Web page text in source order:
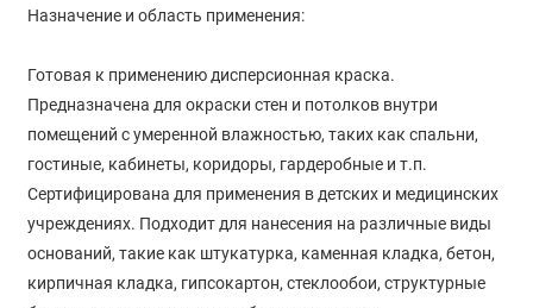
Назначение и область применения:
Готовая к применению дисперсионная краска.
Предназначена для окраски стен и потолков внутри
помещений с умеренной влажностью, таких как спальни,
гостиные, кабинеты, коридоры, гардеробные и т.п.
Сертифицирована для применения в детских и медицинских
учреждениях. Подходит для нанесения на различные виды
оснований, такие как штукатурка, каменная кладка, бетон,
кирпичная кладка, гипсокартон, стеклообои, структурные